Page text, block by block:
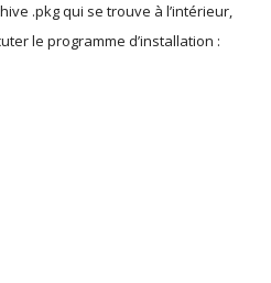
.pkg qui se trouve à l’intérieur,
le programme d’installation :